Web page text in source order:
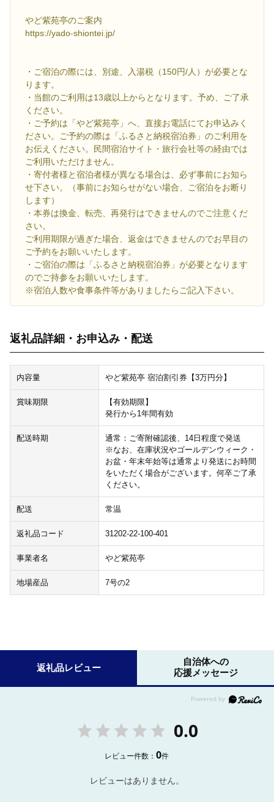
やど紫苑亭のご案内
https://yado-shiontei.jp/
・ご宿泊の際には、別途、入湯税（150円/人）が必要とな
ります。
・当館のご利用は13歳以上からとなります。予め、ご了承
ください。
・ご予約は「やど紫苑亭」へ、直接お電話にてお申込みく
ださい。ご予約の際は「ふるさと納税宿泊券」のご利用を
お伝えください。民間宿泊サイト・旅行会社等の経由では
ご利用いただけません。
・寄付者様と宿泊者様が異なる場合は、必ず事前にお知ら
せ下さい。（事前にお知らせがない場合、ご宿泊をお断り
します）
・本券は換金、転売、再発行はできませんのでご注意くだ
さい。
ご利用期限が過ぎた場合、返金はできませんのでお早目の
ご予約をお願いいたします。
・ご宿泊の際は「ふるさと納税宿泊券」が必要となります
のでご持参をお願いいたします。
※宿泊人数や食事条件等がありましたらご記入下さい。
返礼品詳細・お申込み・配送
内容量 やど紫苑亭 宿泊割引券【3万円分】
賞味期限
【有効期限】
発行から1年間有効
配送時期
通常：ご寄附確認後、14日程度で発送
※なお、在庫状況やゴールデンウィーク・
お盆・年末年始等は通常より発送にお時間
をいただく場合がございます。何卒ご了承
ください。
配送 常温
返礼品コード 31202-22-100-401
事業者名 やど紫苑亭
地場産品 7号の2
返礼品レビュー
自治体への
応援メッセージ
0.0
レビュー件数：0件
レビューはありません。